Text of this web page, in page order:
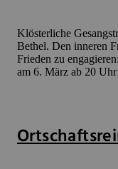
Klösterliche
Bethel. Den inneren
Frieden zu
am 6. März ab 20